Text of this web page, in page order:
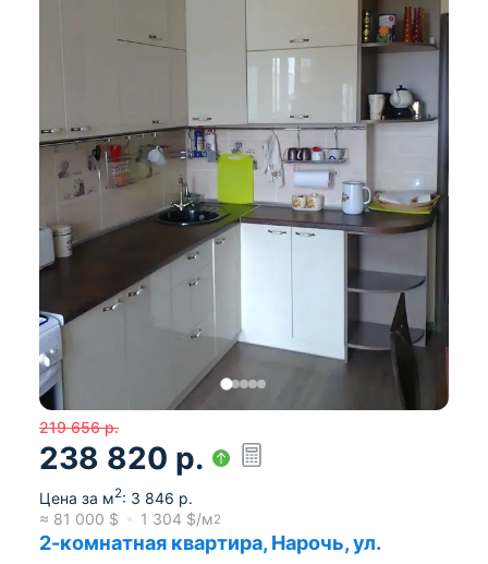
219 656 р.
238 820 р.
Цена за м2: 3 846 р.
≈ 81 000 $ 1 304 $/м2
2-комнатная квартира, Нарочь, ул.